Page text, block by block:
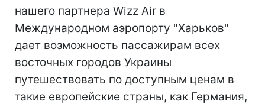
нашего партнера Wizz Air в
Международном аэропорту "Харьков"
дает возможность пассажирам всех
восточных городов Украины
путешествовать по доступным ценам в
такие европейские страны, как Германия,